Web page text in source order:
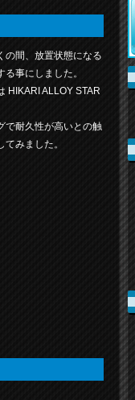
の間、放置状態になる
事にしました。
HIKARI ALLOY STAR
で耐久性が高いとの触
みました。